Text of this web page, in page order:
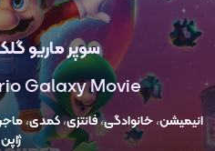
سوپر ماریو
Galaxy Movie
انیمیشن،خانوادگی،فانتزی،کمدی،
ژاپن